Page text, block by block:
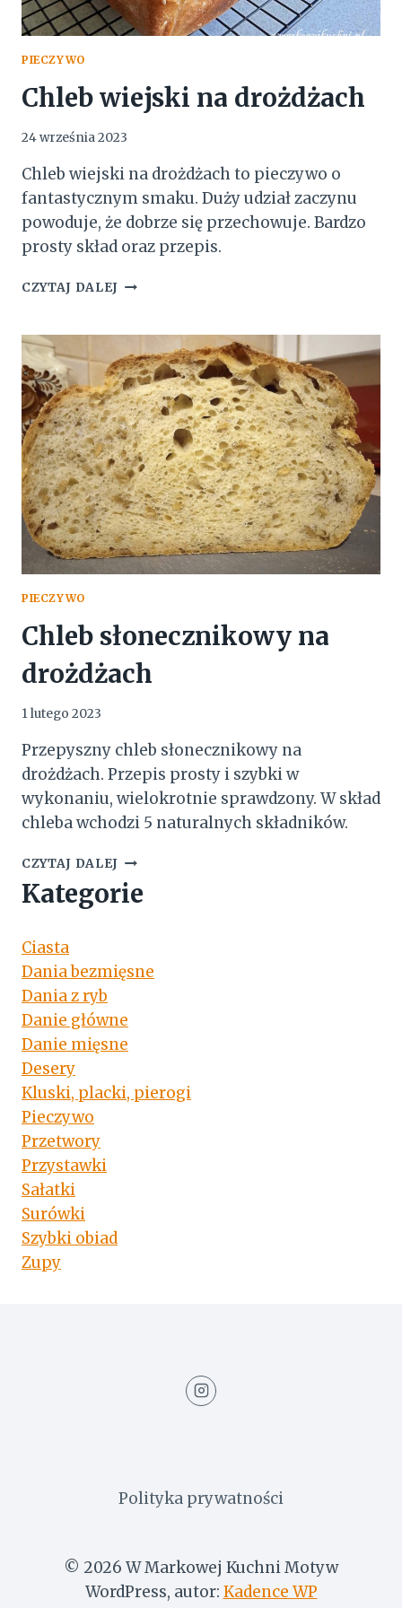
PIECZYWO
Chleb wiejski na drożdżach
24 września 2023
Chleb wiejski na drożdżach to pieczywo o
fantastycznym smaku. Duży udział zaczynu
powoduje, że dobrze się przechowuje. Bardzo
prosty skład oraz przepis.
CZYTAJ DALEJ CHLEB
DROŻDŻACH
PIECZYWO
Chleb słonecznikowy na
drożdżach
1 lutego 2023
Przepyszny chleb słonecznikowy na
drożdżach. Przepis prosty i szybki w
wykonaniu, wielokrotnie sprawdzony. W skład
chleba wchodzi 5 naturalnych składników.
CZYTAJ DALEJ CHLEB
NA
Kategorie
Ciasta
Dania bezmięsne
Dania z ryb
Danie główne
Danie mięsne
Desery
Kluski, placki, pierogi
Pieczywo
Przetwory
Przystawki
Sałatki
Surówki
Szybki obiad
Zupy
Polityka prywatności
© 2026 W Markowej Kuchni Motyw
WordPress, autor: Kadence WP